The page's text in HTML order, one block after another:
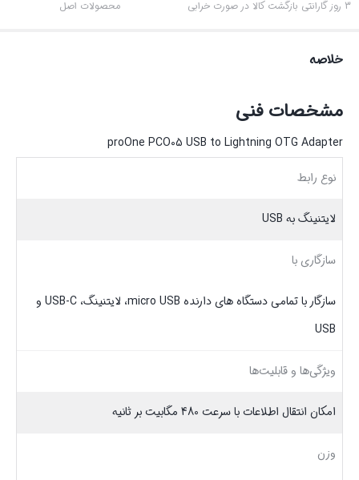
3 روز گارانتی بازگشت کالا در صورت خرابی محصولات اصل
خلاصه
مشخصات فنی
proOne PCO05 USB to Lightning OTG Adapter
نوع رابط
لایتنینگ به USB
سازگاری با
سازگار با تمامی دستگاه‌ های دارنده‌ micro USB، لایتنینگ، USB-C و
USB
ویژگی‌ها و قابلیت‌ها
امکان انتقال اطلاعات با سرعت 480 مگابیت بر ثانیه
وزن